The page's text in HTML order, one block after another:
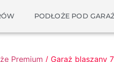
PODŁOŻE POD
Premium / Garaż blaszany